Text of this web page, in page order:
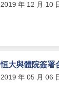
2019 年 12 月 10
恒大與體院簽署
2019 年 05 月 06